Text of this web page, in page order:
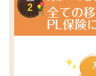
全ての
PL保険